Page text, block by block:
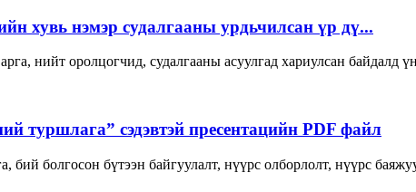
хувь нэмэр судалгааны урдьчилсан үр дү...
нийт оролцогчид, судалгааны асуулгад хариулсан байдалд
туршлага” сэдэвтэй пресентацийн PDF файл
бий болгосон бүтээн байгуулалт, нүүрс олборлолт, нүүрс